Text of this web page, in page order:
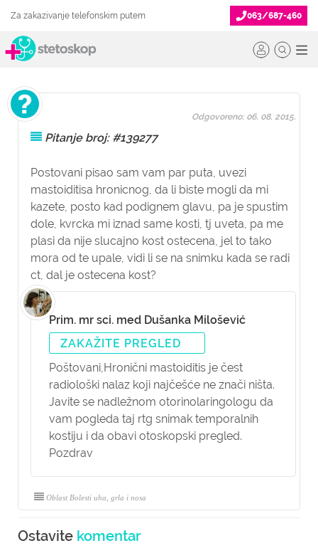
Za zakazivanje telefonskim putem 063/687-460
Pitanje broj: #139277
Postovani pisao sam vam par puta, uvezi
mastoiditisa hronicnog, da li biste mogli da mi
kazete, posto kad podignem glavu, pa je spustim
dole, kvrcka mi iznad same kosti, tj uveta, pa me
plasi da nije slucajno kost ostecena, jel to tako
mora od te upale, vidi li se na snimku kada se radi
ct, dal je ostecena kost?
Odgovoreno: 06. 08. 2015.
Prim. mr sci. med Dušanka Milošević
ZAKAŽITE PREGLED
Poštovani,Hronični mastoiditis je čest
radiološki nalaz koji najčešće ne znači ništa.
Javite se nadležnom otorinolaringologu da
vam pogleda taj rtg snimak temporalnih
kostiju i da obavi otoskopski pregled.
Pozdrav
Oblast Bolesti uha, grla i nosa
Ostavite komentar